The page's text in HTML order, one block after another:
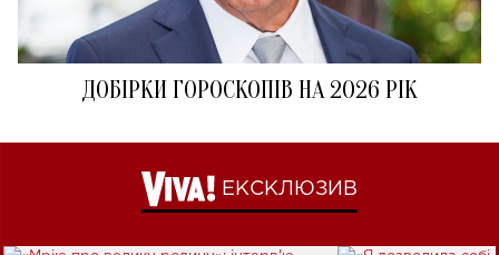
ДОБІРКИ ГОРОСКОПІВ НА 2026 РІК
ЕКСКЛЮЗИВ